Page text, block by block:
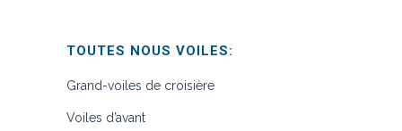
TOUTES NOUS VOILES:
Grand-voiles de croisière
Voiles d’avant